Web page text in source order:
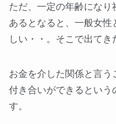
ただ、一定の年齢になり
あるとなると、一般女
しい・・。そこで出てき
お金を介した関係と言
付き合いができるという
す。